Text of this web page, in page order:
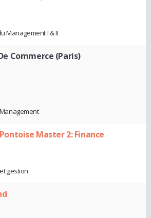
Management I & II
Commerce (Paris)
Management
Master 2: Finance
gestion